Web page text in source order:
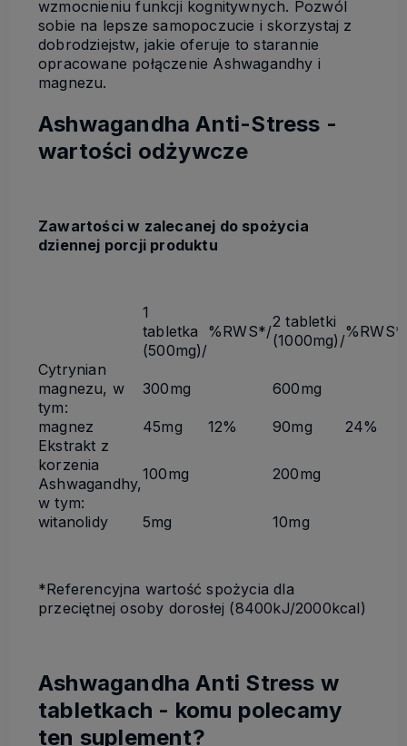
wzmocnieniu funkcji kognitywnych. Pozwól
sobie na lepsze samopoczucie i skorzystaj z
dobrodziejstw, jakie oferuje to starannie
opracowane połączenie Ashwagandhy i
magnezu.
Ashwagandha Anti-Stress -
wartości odżywcze
Zawartości w zalecanej do spożycia
dziennej porcji produktu
1
tabletka
(500mg)/
%RWS*/
2 tabletki
(1000mg)/%RWS*
Cytrynian
magnezu, w
tym:
300mg 600mg
magnez 45mg 12% 90mg
24%
Ekstrakt z
korzenia
Ashwagandhy,
w tym:
100mg 200mg
witanolidy 5mg 10mg
*Referencyjna wartość spożycia dla
przeciętnej osoby dorosłej (8400kJ/2000kcal)
Ashwagandha Anti Stress w
tabletkach - komu polecamy
ten suplement?